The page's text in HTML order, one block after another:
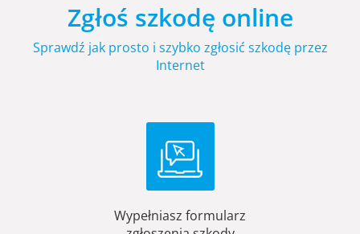
Zgłoś szkodę online
Sprawdź jak prosto i szybko zgłosić szkodę przez
Internet
Wypełniasz formularz